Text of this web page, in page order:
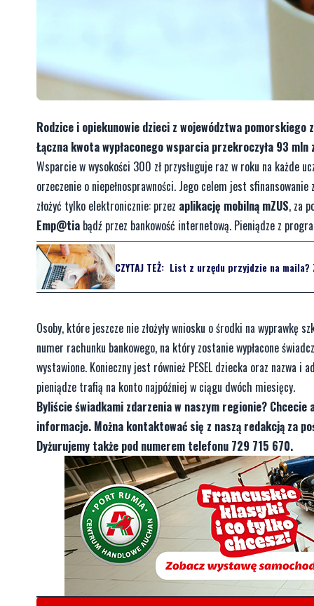
Rodzice i opiekunowie dzieci z województwa
Łączna kwota wypłaconego wsparcia przekroczyła 93
Wsparcie w wysokości 300 zł przysługuje raz w roku na każde
orzeczenie o niepełnosprawności. Jego celem jest
złożyć tylko elektronicznie: przez aplikację mobilną mZUS, za
Emp@tia bądź przez bankowość internetową. Pieniądze z
CZYTAJ TEŻ: List z urzędu przyjdzie na maila?
Osoby, które jeszcze nie złożyły wniosku o środki na wyprawkę
numer rachunku bankowego, na który zostanie wypłacone
wystawione. Konieczny jest również PESEL dziecka oraz nazwa
pieniądze trafią na konto najpóźniej w ciągu dwóch miesięcy.
Byliście świadkami zdarzenia w naszym regionie?
informacje. Można kontaktować się z naszą redakcją za
Dyżurujemy także pod numerem telefonu 729 715 670.